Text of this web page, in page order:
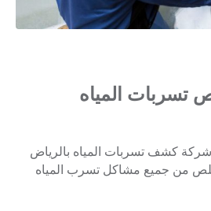
المياه
كشف تسربات المياه بالرياض
من جميع مشاكل تسرب المياه